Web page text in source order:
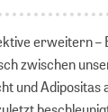
erweitern
zwischen
und